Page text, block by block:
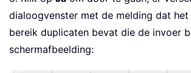
dialoogvenster met de melding dat
bereik duplicaten bevat die de invoer
schermafbeelding: